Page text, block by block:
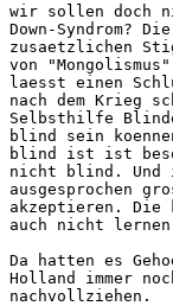
wir sollen doch
Down-Syndrom?
zusaetzlichen
von
laesst einen
nach dem Krieg
Selbsthilfe
blind sein
blind ist ist
nicht blind. Und
ausgesprochen
akzeptieren. Die
auch nicht
Da hatten es
Holland immer
nachvollziehen.